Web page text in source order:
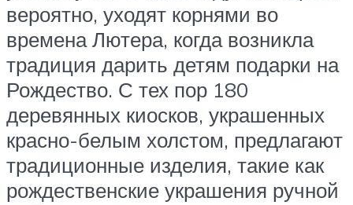
вероятно, уходят корнями во
времена Лютера, когда возникла
традиция дарить детям подарки на
Рождество. С тех пор 180
деревянных киосков, украшенных
красно-белым холстом, предлагают
традиционные изделия, такие как
рождественские украшения ручной